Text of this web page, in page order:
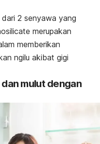
dari 2 senyawa yang
merupakan
memberikan
ngilu akibat gigi
mulut dengan